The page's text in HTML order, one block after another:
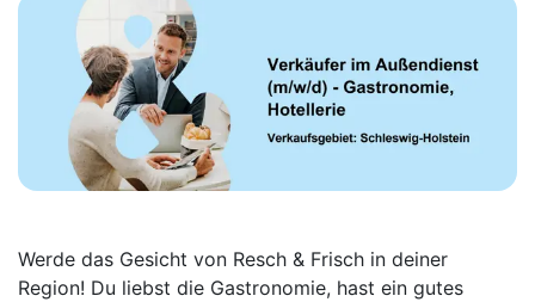
Werde das Gesicht von Resch & Frisch in deiner
Region! Du liebst die Gastronomie, hast ein gutes